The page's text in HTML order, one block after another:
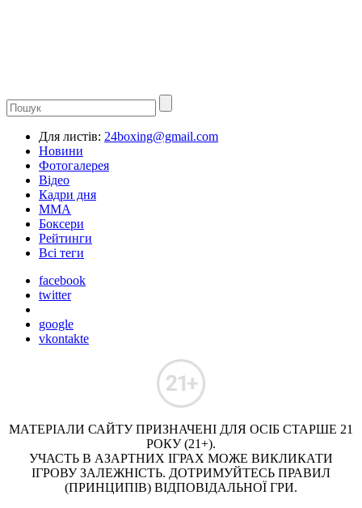
Для листів: 24boxing@gmail.com
Новини
Фотогалерея
Відео
Кадри дня
ММА
Боксери
Рейтинги
Всі теги
facebook
twitter
google
vkontakte
МАТЕРІАЛИ САЙТУ ПРИЗНАЧЕНІ ДЛЯ ОСІБ СТАРШЕ 21
РОКУ (21+).
УЧАСТЬ В АЗАРТНИХ ІГРАХ МОЖЕ ВИКЛИКАТИ
ІГРОВУ ЗАЛЕЖНІСТЬ. ДОТРИМУЙТЕСЬ ПРАВИЛ
(ПРИНЦИПІВ) ВІДПОВІДАЛЬНОЇ ГРИ.